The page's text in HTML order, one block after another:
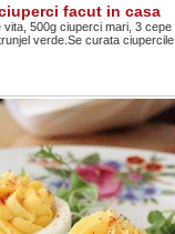
facut in casa
vita, 500g ciuperci mari, 3 cepe
verde.Se curata ciupercile,